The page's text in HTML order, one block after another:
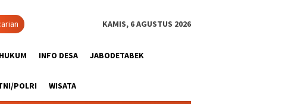
KAMIS, 6 AGUSTUS 2026
HUKUM INFO DESA JABODETABEK
POLRI WISATA